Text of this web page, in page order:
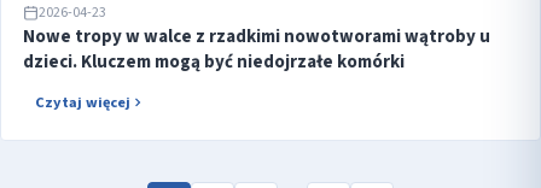
2026-04-23
Nowe tropy w walce z rzadkimi nowotworami wątroby u
dzieci. Kluczem mogą być niedojrzałe komórki
Czytaj więcej